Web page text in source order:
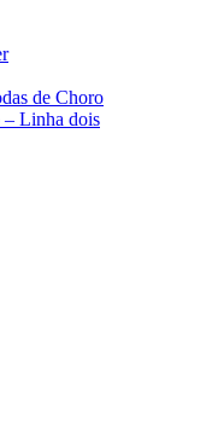
de Choro
– Linha dois